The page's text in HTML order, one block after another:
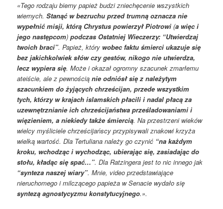
«Tego rodzaju bierny papież budzi zniechęcenie wszystkich
wiernych.Stanąć w bezruchu przed trumną oznacza nie
wypełnić misji, którą Chrystus powierzył Piotrowi(a więc i
jego następcom) podczas Ostatniej Wieczerzy: “Utwierdzaj
twoich braci”. Papież, który wobec faktu śmierci ukazuje się
bez jakichkolwiek słów czy gestów, nikogo nie utwierdza,
lecz wypiera się. Może i okazał ogromny szacunek zmarłemu
ateiście, ale z pewnościąnie odniósł się z należytym
szacunkiem do żyjących chrześcijan, przede wszystkim
tych, którzy w krajach islamskich płacili i nadal płacą za
uzewnętrznianie ich chrześcijaństwa prześladowaniami i
więzieniem, a niekiedy także śmiercią. Na przestrzeni wieków
wielcy myśliciele chrześcijańscy przypisywali znakowi krzyża
wielką wartość. Dla Tertuliana należy go czynić “na każdym
kroku, wchodząc i wychodząc, ubierając się, zasiadając do
stołu, kładąc się spać…”. Dla Ratzingera jest to nic innego jak
“synteza naszej wiary”. Mnie, video przedstawiające
nieruchomego i milczącego papieża w Senacie wydało się
syntezą agnostycyzmu konstytucyjnego.».